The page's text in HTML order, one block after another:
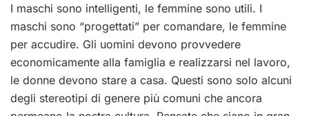
I maschi sono intelligenti, le femmine sono utili. I
maschi sono “progettati” per comandare, le femmine
per accudire. Gli uomini devono provvedere
economicamente alla famiglia e realizzarsi nel lavoro,
le donne devono stare a casa. Questi sono solo alcuni
degli stereotipi di genere più comuni che ancora